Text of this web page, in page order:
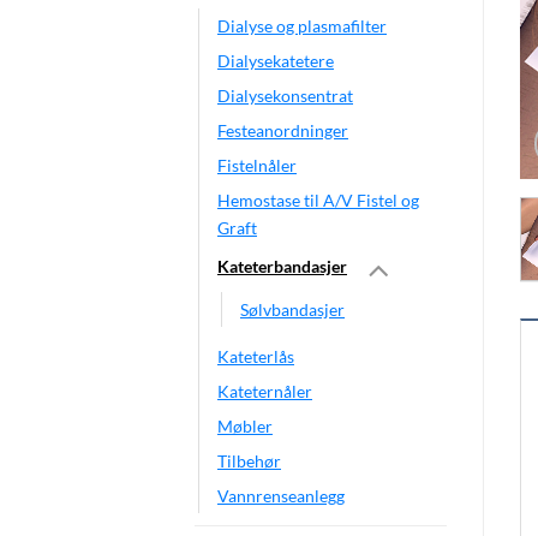
Dialyse og plasmafilter
Dialysekatetere
Dialysekonsentrat
Festeanordninger
Fistelnåler
Hemostase til A/V Fistel og
Graft
Kateterbandasjer
Sølvbandasjer
Kateterlås
Kateternåler
Møbler
Tilbehør
Vannrenseanlegg